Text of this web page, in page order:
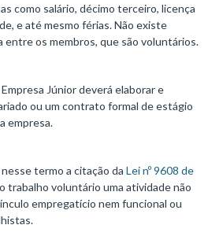
como salário, décimo terceiro, licença
e até mesmo férias. Não existe
entre os membros, que são voluntários.
Júnior deverá elaborar e
ou um contrato formal de estágio
empresa.
termo a citação da Lei nº 9608 de
trabalho voluntário uma atividade não
empregatício nem funcional ou